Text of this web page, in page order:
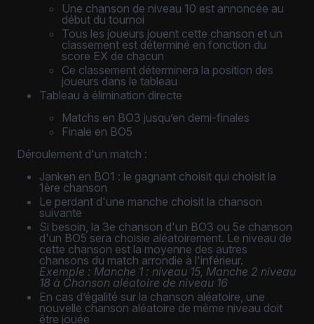
Une chanson de niveau 10 est annoncée au
début du tournoi
Tous les joueurs jouent cette chanson et un
classement est déterminé en fonction du
score EX de chacun
Ce classement déterminera la position des
joueurs dans le tableau
Tableau à élimination directe
Matchs en BO3 jusqu’en demi-finales
Finale en BO5
Déroulement d'un match :
Janken en BO1 : le gagnant choisit qui choisit la
1ère chanson
Le perdant d'une manche choisit la chanson
suivante
Si besoin, la 3e chanson d'un BO3 ou 5e chanson
d'un BO5 sera choisie aléatoirement. Le niveau de
cette chanson est la moyenne des autres
chansons du match arrondie à l'inférieur.
Exemple : Manche 1 : niveau 15, Manche 2 niveau
18 à Chanson aléatoire de niveau 16
En cas d’égalité sur la chanson aléatoire, une
nouvelle chanson aléatoire de même niveau doit
être jouée